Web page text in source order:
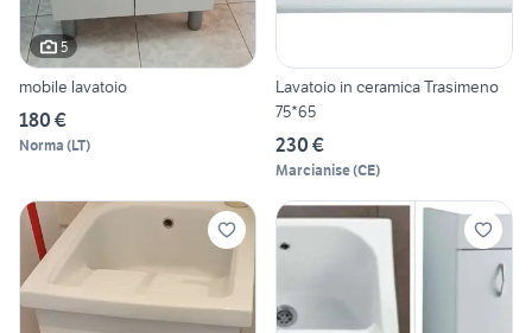
5
mobile lavatoio
180 €
Norma (LT)
Lavatoio in ceramica Trasimeno
75*65
230 €
Marcianise(CE)